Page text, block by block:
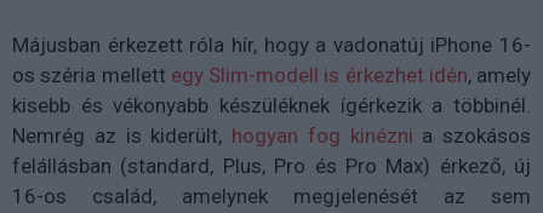
Májusban érkezett róla hír, hogy a vadonatúj iPhone 16-
os széria mellett egy Slim-modell is érkezhet idén, amely
kisebb és vékonyabb készüléknek ígérkezik a többinél.
Nemrég az is kiderült, hogyan fog kinézni a szokásos
felállásban (standard, Plus, Pro és Pro Max) érkező, új
16-os család, amelynek megjelenését az sem